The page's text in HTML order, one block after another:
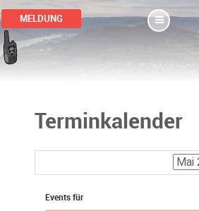
MELDUNG
Terminkalender
Events für